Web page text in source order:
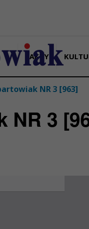
FAKTY
NR 3 [963]
NR 3